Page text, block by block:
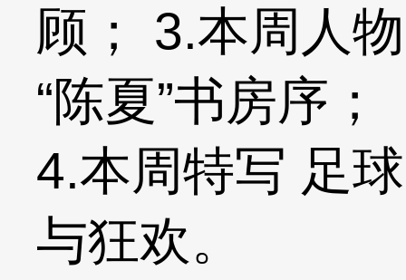
顾； 3.本周人物
“陈夏”书房序；
4.本周特写 足球
与狂欢。